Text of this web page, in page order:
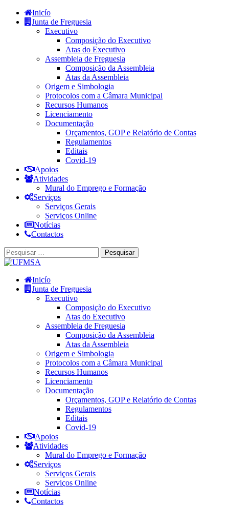
Inicío
Junta de Freguesia
Executivo
Composição do Executivo
Atas do Executivo
Assembleia de Freguesia
Composição da Assembleia
Atas da Assembleia
Origem e Simbologia
Protocolos com a Câmara Municipal
Recursos Humanos
Licenciamento
Documentação
Orçamentos, GOP e Relatório de Contas
Regulamentos
Editais
Covid-19
Apoios
Atividades
Mural do Emprego e Formação
Serviços
Serviços Gerais
Serviços Online
Notícias
Contactos
Inicío
Junta de Freguesia
Executivo
Composição do Executivo
Atas do Executivo
Assembleia de Freguesia
Composição da Assembleia
Atas da Assembleia
Origem e Simbologia
Protocolos com a Câmara Municipal
Recursos Humanos
Licenciamento
Documentação
Orçamentos, GOP e Relatório de Contas
Regulamentos
Editais
Covid-19
Apoios
Atividades
Mural do Emprego e Formação
Serviços
Serviços Gerais
Serviços Online
Notícias
Contactos